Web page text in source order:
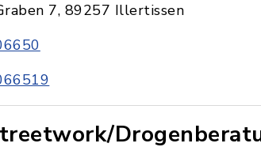
7, 89257 Illertissen